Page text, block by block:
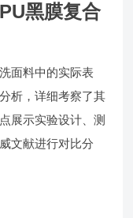
黑膜复合
面料中的实际表
析，详细考察了其
展示实验设计、测
文献进行对比分